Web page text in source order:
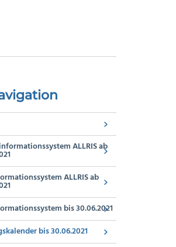
ALLRIS ab
ALLRIS ab
bis 30.06.2021
bis 30.06.2021